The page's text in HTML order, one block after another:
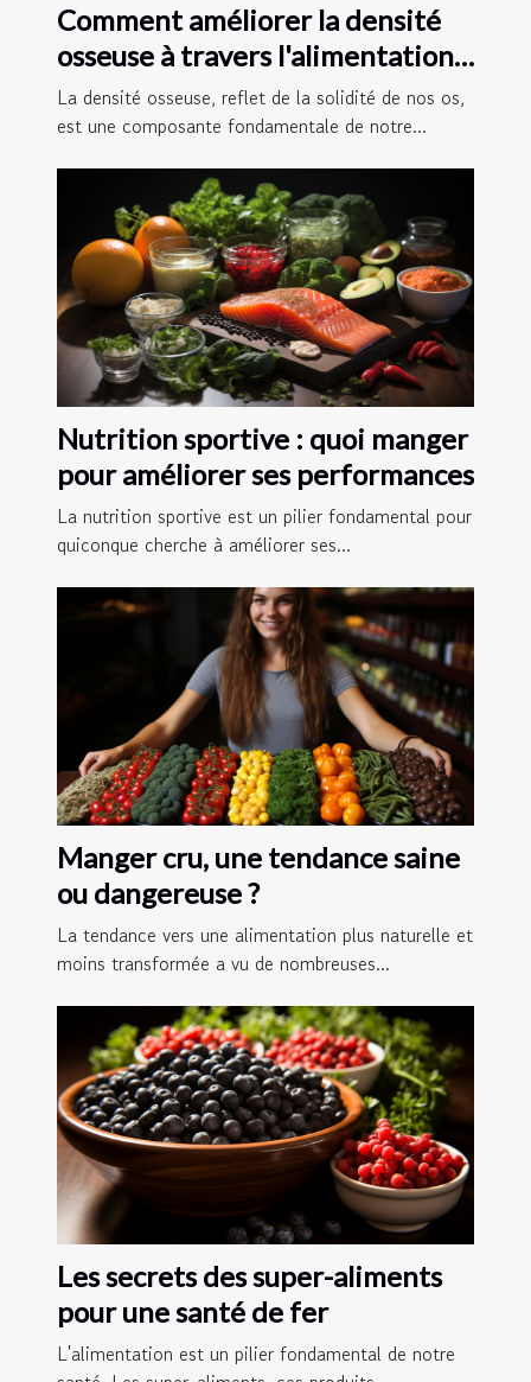
Comment améliorer la densité
osseuse à travers l'alimentation :
les meilleurs aliments et
nutriments
La densité osseuse, reflet de la solidité de nos os,
est une composante fondamentale de notre...
Nutrition sportive : quoi manger
pour améliorer ses performances
La nutrition sportive est un pilier fondamental pour
quiconque cherche à améliorer ses...
Manger cru, une tendance saine
ou dangereuse ?
La tendance vers une alimentation plus naturelle et
moins transformée a vu de nombreuses...
Les secrets des super-aliments
pour une santé de fer
L'alimentation est un pilier fondamental de notre